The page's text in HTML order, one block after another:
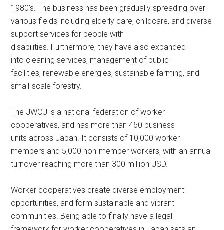
1980’s. The business has been gradually spreading over
various fields including elderly care, childcare, and diverse
support services for people with
disabilities. Furthermore, they have also expanded
into cleaning services, management of public
facilities, renewable energies, sustainable farming, and
small-scale forestry.
The JWCU is a national federation of worker
cooperatives, and has more than 450 business
units across Japan. It consists of 10,000 worker
members and 5,000 non-member workers, with an annual
turnover reaching more than 300 million USD.
Worker cooperatives create diverse employment
opportunities, and form sustainable and vibrant
communities. Being able to finally have a legal